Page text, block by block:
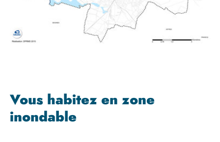
Vous habitez en zone
inondable